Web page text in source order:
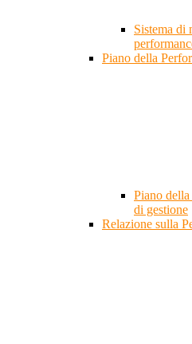
Sistema di
Piano della
Piano
di gestione
Relazione sulla